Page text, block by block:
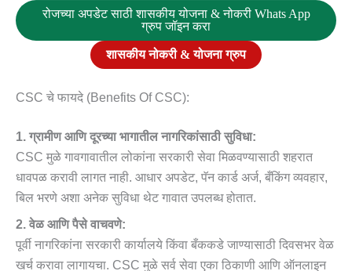
रोजच्या अपडेट साठी शासकीय योजना & नोकरी Whats App
ग्रुप जॉइन करा
शासकीय नोकरी & योजना ग्रुप
CSC चे फायदे (Benefits Of CSC):
1. ग्रामीण आणि दूरच्या भागातील नागरिकांसाठी सुविधा:
CSC मुळे गावगावातील लोकांना सरकारी सेवा मिळवण्यासाठी शहरात
धावपळ करावी लागत नाही. आधार अपडेट, पॅन कार्ड अर्ज, बँकिंग व्यवहार,
बिल भरणे अशा अनेक सुविधा थेट गावात उपलब्ध होतात.
2. वेळ आणि पैसे वाचवणे:
पूर्वी नागरिकांना सरकारी कार्यालये किंवा बँककडे जाण्यासाठी दिवसभर वेळ
खर्च करावा लागायचा. CSC मुळे सर्व सेवा एका ठिकाणी आणि ऑनलाइन